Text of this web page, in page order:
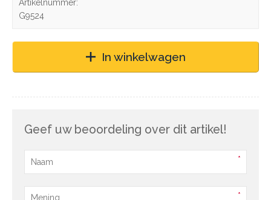
Artikelnummer:
G9524
In winkelwagen
Geef uw beoordeling over dit artikel!